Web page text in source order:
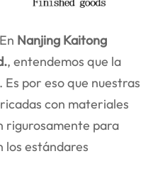
En Nanjing Kaitong
, entendemos que la
por eso que nuestras
con materiales
rigurosamente para
los estándares